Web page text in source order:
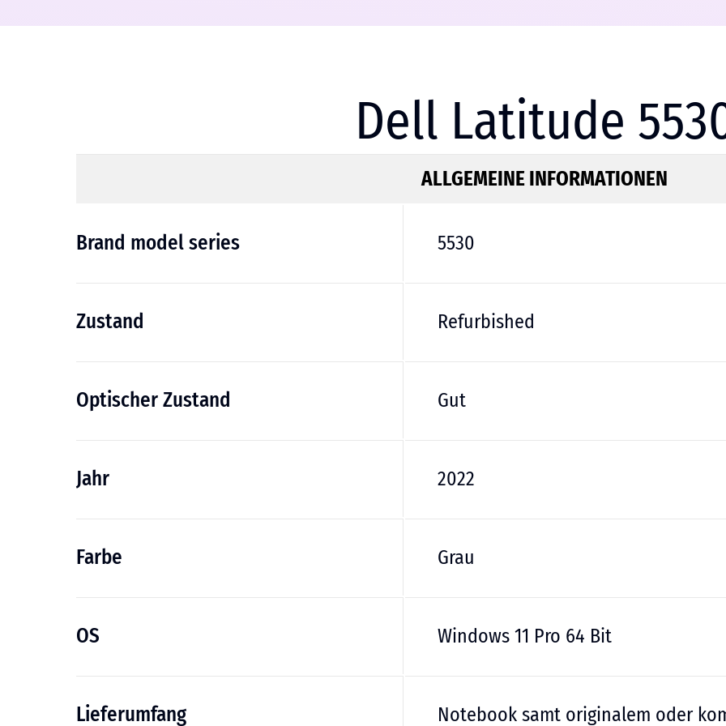
Dell Latitude
ALLGEMEINE INFORMATIONEN
Brand model series 5530
Zustand Refurbished
Optischer Zustand Gut
Jahr 2022
Farbe Grau
OS Windows 11 Pro 64 Bit
Lieferumfang Notebook samt originalem oder